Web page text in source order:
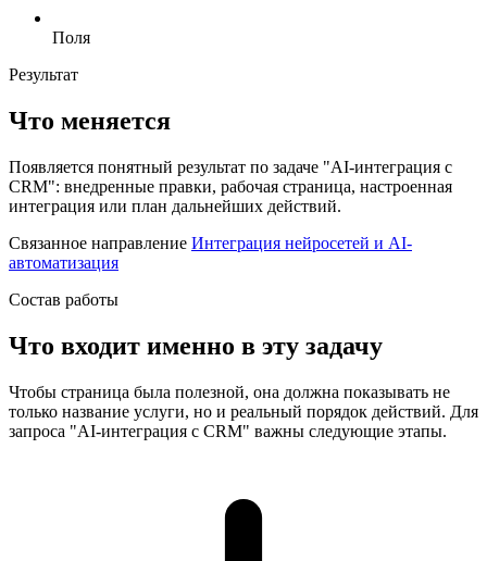
Поля
Результат
Что меняется
Появляется понятный результат по задаче "AI-интеграция с
CRM": внедренные правки, рабочая страница, настроенная
интеграция или план дальнейших действий.
Связанное направление Интеграция нейросетей и AI-
автоматизация
Состав работы
Что входит именно в эту задачу
Чтобы страница была полезной, она должна показывать не
только название услуги, но и реальный порядок действий. Для
запроса "AI-интеграция с CRM" важны следующие этапы.